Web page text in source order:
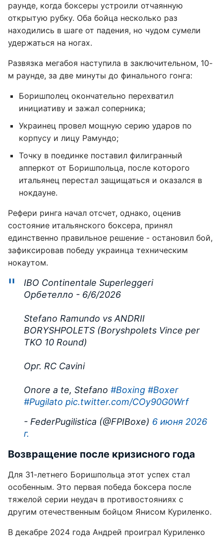
раунде, когда боксеры устроили отчаянную
открытую рубку. Оба бойца несколько раз
находились в шаге от падения, но чудом сумели
удержаться на ногах.
Развязка мегабоя наступила в заключительном, 10-
м раунде, за две минуты до финального гонга:
Боришполец окончательно перехватил
инициативу и зажал соперника;
Украинец провел мощную серию ударов по
корпусу и лицу Рамундо;
Точку в поединке поставил филигранный
апперкот от Боришпольца, после которого
итальянец перестал защищаться и оказался в
нокдауне.
Рефери ринга начал отсчет, однако, оценив
состояние итальянского боксера, принял
единственно правильное решение - остановил бой,
зафиксировав победу украинца техническим
нокаутом.
IBO Continentale Superleggeri
Орбетелло - 6/6/2026
Stefano Ramundo vs ANDRII
BORYSHPOLETS (Boryshpolets Vince per
TKO 10 Round)
Орг. RC Cavini
Onore a te, Stefano #Boxing #Boxer
#Pugilato pic.twitter.com/COy90G0Wrf
- FederPugilistica (@FPIBoxe) 6 июня 2026
г.
Возвращение после кризисного года
Для 31-летнего Боришпольца этот успех стал
особенным. Это первая победа боксера после
тяжелой серии неудач в противостояниях с
другим отечественным бойцом Янисом Куриленко.
В декабре 2024 года Андрей проиграл Куриленко